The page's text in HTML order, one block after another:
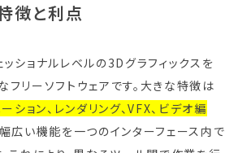
徴と利点
ショナルレベルの3Dグラフィックスを
リーソフトウェアです。大きな特徴は
ション、レンダリング、VFX、ビデオ編
幅広い機能を一つのインターフェース内で